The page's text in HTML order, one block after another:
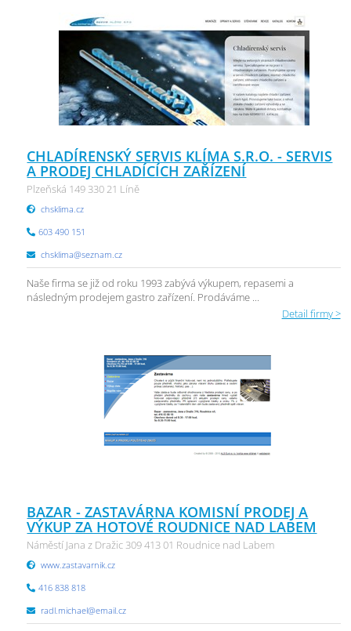
CHLADÍRENSKÝ SERVIS KLÍMA S.R.O. - SERVIS
A PRODEJ CHLADÍCÍCH ZAŘÍZENÍ
Plzeňská 149 330 21 Líně
chsklima.cz
603 490 151
chsklima@seznam.cz
Naše firma se již od roku 1993 zabývá výkupem, repasemi a
následným prodejem gastro zařízení. Prodáváme ...
Detail firmy >
BAZAR - ZASTAVÁRNA KOMISNÍ PRODEJ A
VÝKUP ZA HOTOVÉ ROUDNICE NAD LABEM
Náměstí Jana z Dražic 309 413 01 Roudnice nad Labem
www.zastavarnik.cz
416 838 818
radl.michael@email.cz